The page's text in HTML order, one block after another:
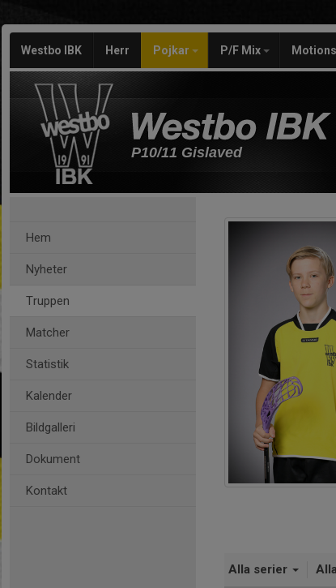
Westbo IBK Herr Pojkar P/F Mix
P10/11 Gislaved
Hem
Nyheter
Truppen
Matcher
Statistik
Kalender
Bildgalleri
Dokument
Kontakt
Alla serier